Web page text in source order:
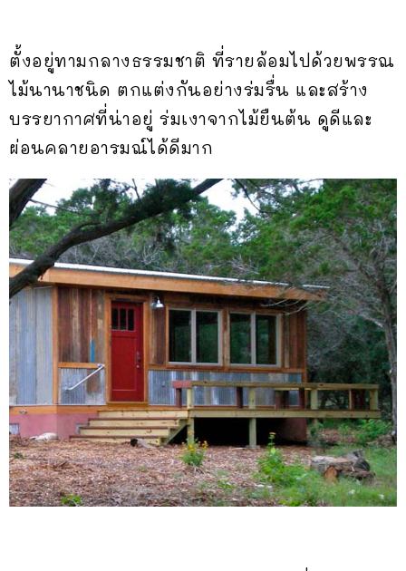
ตั้งอยู่ทามกลางธรรมชาติ ที่รายล้อมไปด้วยพรรณ
ไม้นานาชนิด ตกแต่งกันอย่างร่มรื่น และสร้าง
บรรยากาศที่น่าอยู่ ร่มเงาจากไม้ยืนต้น ดูดีและ
ผ่อนคลายอารมณ์ได้ดีมาก